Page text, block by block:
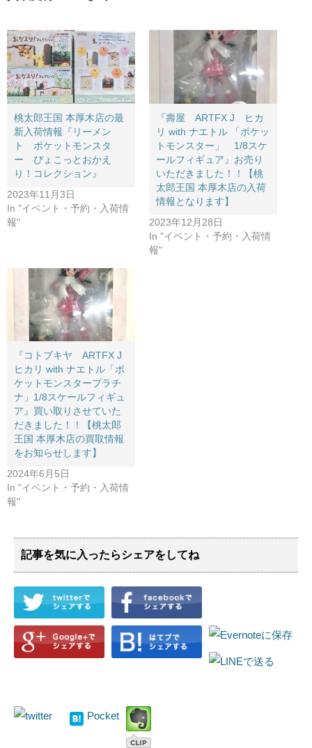
桃太郎王国 本厚木店の最
新入荷情報『リーメン
ト ポケットモンスタ
ー ぴょこっとおかえ
り！コレクション』
2023年11月3日
In "イベント・予約・入荷情
報"
『壽屋 ARTFX J ヒカ
リ with ナエトル 「ポケッ
トモンスター」 1/8スケ
ールフィギュア』お売り
いただきました！！【桃
太郎王国 本厚木店の入荷
情報となります】
2023年12月28日
In "イベント・予約・入荷情
報"
『コトブキヤ ARTFX J
ヒカリ with ナエトル「ポ
ケットモンスタープラチ
ナ」1/8スケールフィギュ
ア』買い取りさせていた
だきました！！【桃太郎
王国 本厚木店の買取情報
をお知らせします】
2024年6月5日
In "イベント・予約・入荷情
報"
記事を気に入ったらシェアをしてね
Pocket